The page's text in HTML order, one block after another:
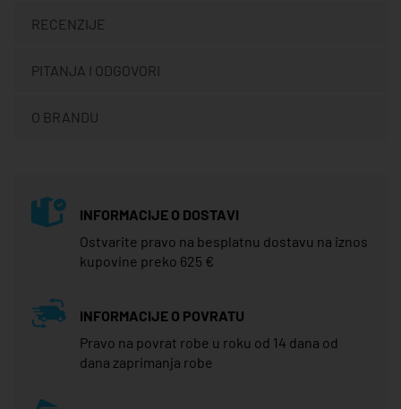
RECENZIJE
PITANJA I ODGOVORI
O BRANDU
INFORMACIJE O DOSTAVI
Ostvarite pravo na besplatnu dostavu na iznos
kupovine preko 625 €
INFORMACIJE O POVRATU
Pravo na povrat robe u roku od 14 dana od
dana zaprimanja robe